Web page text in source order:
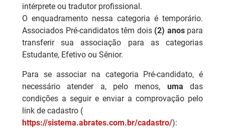
intérprete ou tradutor profissional.
O enquadramento nessa categoria é temporário.
Associados Pré-candidatos têm dois (2) anospara
transferir sua associação para as categorias
Estudante, Efetivo ou Sênior.
Para se associar na categoria Pré-candidato, é
necessário atender a, pelo menos, uma das
condições a seguir e enviar a comprovação pelo
link de cadastro (
https://sistema.abrates.com.br/cadastro/):